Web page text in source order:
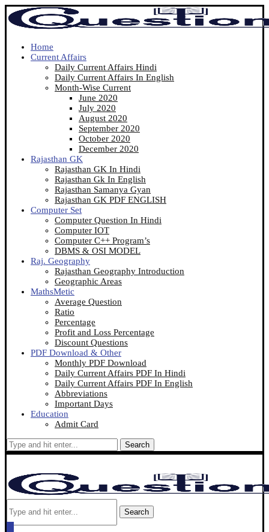
Home
Current Affairs
Daily Current Affairs Hindi
Daily Current Affairs In English
Month-Wise Current
June 2020
July 2020
August 2020
September 2020
October 2020
December 2020
Rajasthan GK
Rajasthan GK In Hindi
Rajasthan Gk In English
Rajasthan Samanya Gyan
Rajasthan GK PDF ENGLISH
Computer Set
Computer Question In Hindi
Computer IOT
Computer C++ Program’s
DBMS & OSI MODEL
Raj. Geography
Rajasthan Geography Introduction
Geographic Areas
MathsMetic
Average Question
Ratio
Percentage
Profit and Loss Percentage
Discount Questions
PDF Download & Other
Monthly PDF Download
Daily Current Affairs PDF In Hindi
Daily Current Affairs PDF In English
Abbreviations
Important Days
Education
Admit Card
Search
Search